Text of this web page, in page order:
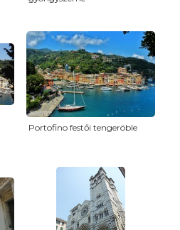
Portofino festői tengeröble